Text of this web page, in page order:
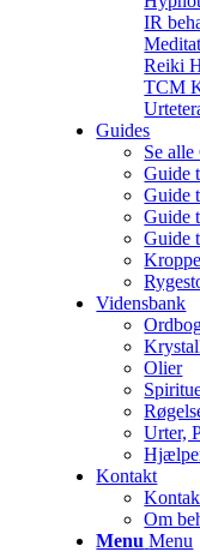
IR
Reiki
TCM
Guides
Se alle
Guide
Guide
Guide
Guide
Vidensbank
Olier
Urter,
Kontakt
Om
Menu Menu